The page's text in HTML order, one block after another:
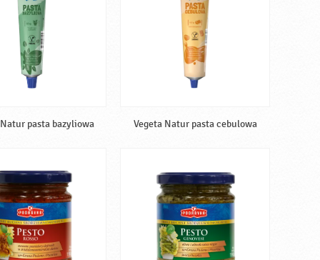
pasta bazyliowa Vegeta Natur pasta cebulowa